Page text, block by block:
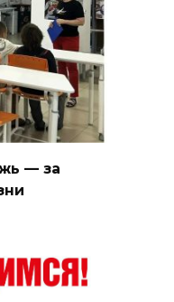
— за